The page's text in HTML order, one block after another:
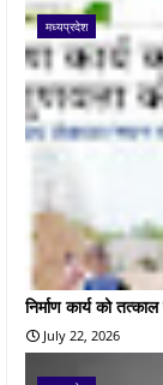
मध्यप्रदेश
निर्माण कार्य को
July 22, 2026